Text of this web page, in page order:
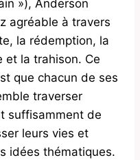
»), Anderson
agréable à travers
la rédemption, la
et la trahison. Ce
que chacun de ses
traverser
suffisamment de
leurs vies et
idées thématiques.